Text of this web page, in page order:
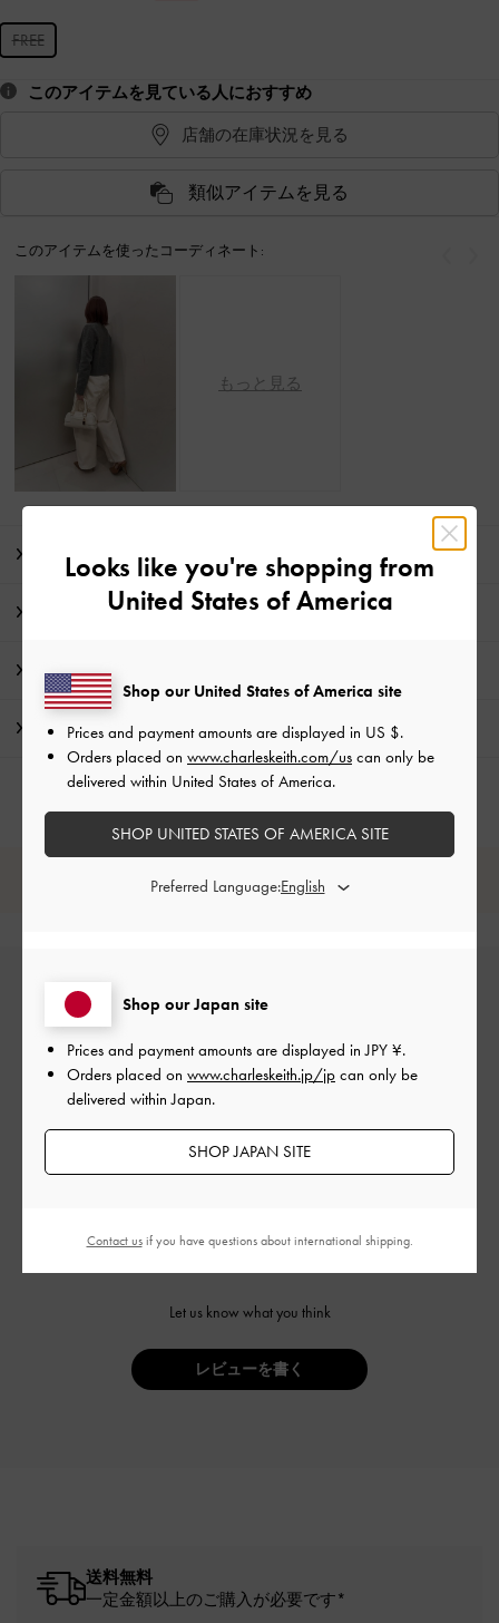
FREE
このアイテムを見ている人におすすめ
店舗の在庫状況を見る
類似アイテムを見る
このアイテムを使ったコーディネート:
もっと見る
商品説明
商品詳細 / お手入れ方法
特典
配送 & 返品
レビューは購入した方のみ投稿ができます。
カスタマーレビュー
Let us know what you think
レビューを書く
送料無料
一定金額以上のご購入が必要です*
Looks like you're shopping from
United States of America
Shop our Japan site
Prices and payment amounts are displayed inJPY ¥.
Orders placed on www.charleskeith.jp/jp can only be
delivered within Japan.
SHOP JAPAN SITE
Shop our United States of America site
Prices and payment amounts are displayed in US $.
Orders placed on www.charleskeith.com/us can only be
delivered within United States of America.
SHOP UNITED STATES OF AMERICA SITE
Preferred Language:
Contact usif you have questions about international shipping.